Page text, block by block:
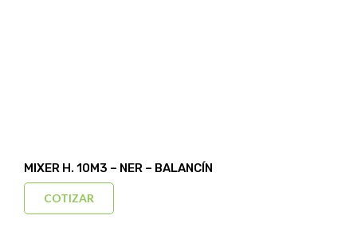
MIXER H. 10M3 – NER – BALANCÍN
COTIZAR